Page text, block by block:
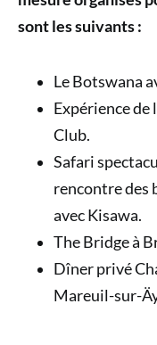
sont les suivants :
Le Botswana
Expérience de
Club.
Safari
rencontre des
avec Kisawa.
The Bridge à
Dîner privé
Mareuil-sur-